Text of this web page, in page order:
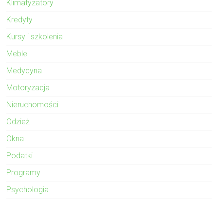
Klimatyzatory
Kredyty
Kursy i szkolenia
Meble
Medycyna
Motoryzacja
Nieruchomości
Odzież
Okna
Podatki
Programy
Psychologia